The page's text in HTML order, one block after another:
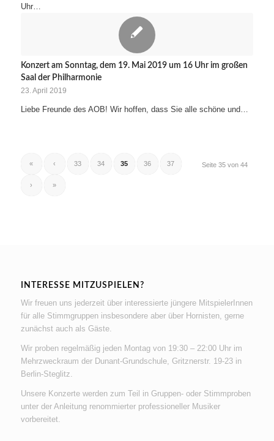
Uhr…
Konzert am Sonntag, dem 19. Mai 2019 um 16 Uhr im großen
Saal der Philharmonie
23. April 2019
Liebe Freunde des AOB! Wir hoffen, dass Sie alle schöne und…
Seite 35 von 44
« ‹ 33 34 35 36 37
› »
INTERESSE MITZUSPIELEN?
Wir freuen uns jederzeit über interessierte jüngere MitspielerInnen
für alle Stimmgruppen insbesondere aber über Hornisten, gerne
zunächst auch als Gäste.
Wir proben regelmäßig jeden Montag von 19:30 – 22:00 Uhr im
Mehrzweckraum der Dunant-Grundschule, Gritznerstr. 19-23 in
Berlin-Steglitz.
Unsere Konzerte werden zum Teil in Gruppen- oder Stimmproben
unter der Anleitung renommierter professioneller Musiker
vorbereitet.